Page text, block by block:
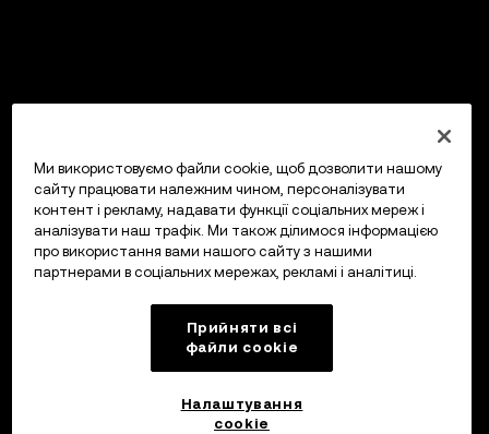
Ми використовуємо файли cookie, щоб дозволити нашому
сайту працювати належним чином, персоналізувати
контент і рекламу, надавати функції соціальних мереж і
аналізувати наш трафік. Ми також ділимося інформацією
про використання вами нашого сайту з нашими
партнерами в соціальних мережах, рекламі і аналітиці.
Прийняти всі
файли сookie
Налаштування
cookie